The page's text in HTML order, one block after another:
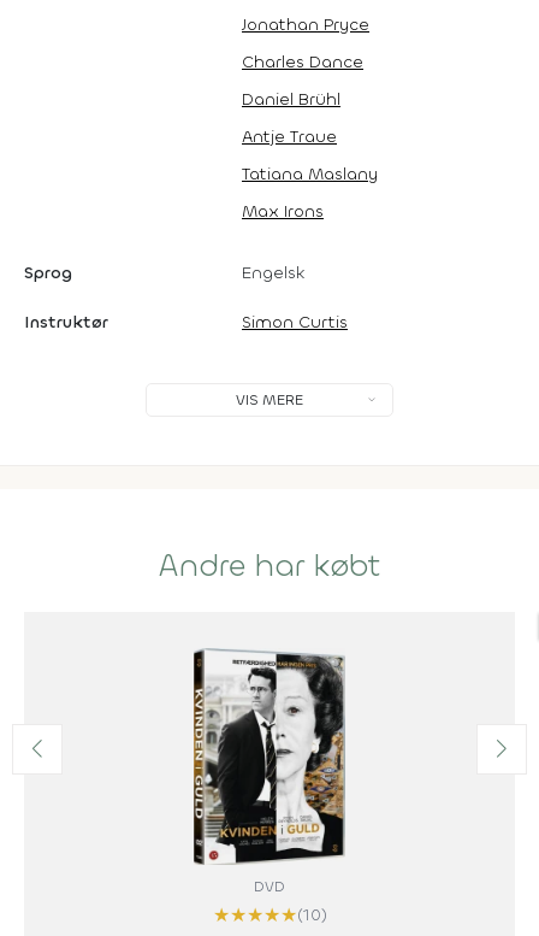
Jonathan Pryce
Charles Dance
Daniel Brühl
Antje Traue
Tatiana Maslany
Max Irons
Sprog Engelsk
Instruktør Simon Curtis
VIS MERE
Andre har købt
DVD
★★★★★(10)